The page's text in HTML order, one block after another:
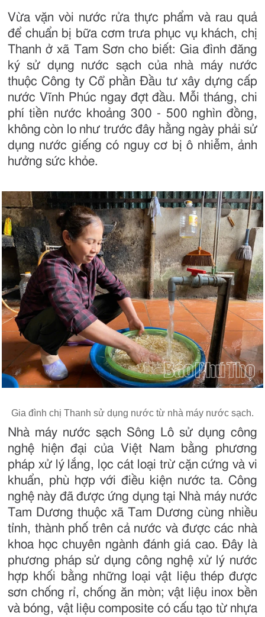
Vừa vặn vòi nước rửa thực phẩm và rau quả
để chuẩn bị bữa cơm trưa phục vụ khách, chị
Thanh ở xã Tam Sơn cho biết: Gia đình đăng
ký sử dụng nước sạch của nhà máy nước
thuộc Công ty Cổ phần Đầu tư xây dựng cấp
nước Vĩnh Phúc ngay đợt đầu. Mỗi tháng, chi
phí tiền nước khoảng 300 - 500 nghìn đồng,
không còn lo như trước đây hằng ngày phải sử
dụng nước giếng có nguy cơ bị ô nhiễm, ảnh
hưởng sức khỏe.
Gia đình chị Thanh sử dụng nước từ nhà máy nước sạch.
Nhà máy nước sạch Sông Lô sử dụng công
nghệ hiện đại của Việt Nam bằng phương
pháp xử lý lắng, lọc cát loại trừ cặn cứng và vi
khuẩn, phù hợp với điều kiện nước ta. Công
nghệ này đã được ứng dụng tại Nhà máy nước
Tam Dương thuộc xã Tam Dương cùng nhiều
tỉnh, thành phố trên cả nước và được các nhà
khoa học chuyên ngành đánh giá cao. Đây là
phương pháp sử dụng công nghệ xử lý nước
hợp khối bằng những loại vật liệu thép được
sơn chống rỉ, chống ăn mòn; vật liệu inox bền
và bóng, vật liệu composite có cấu tạo từ nhựa